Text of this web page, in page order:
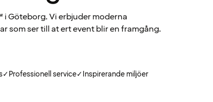
Göteborg. Vi erbjuder moderna
som ser till at ert event blir en framgång.
✓Professionell service✓Inspirerande miljöer